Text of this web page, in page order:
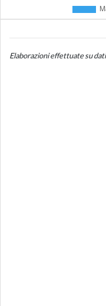
Elaborazioni effettuate su